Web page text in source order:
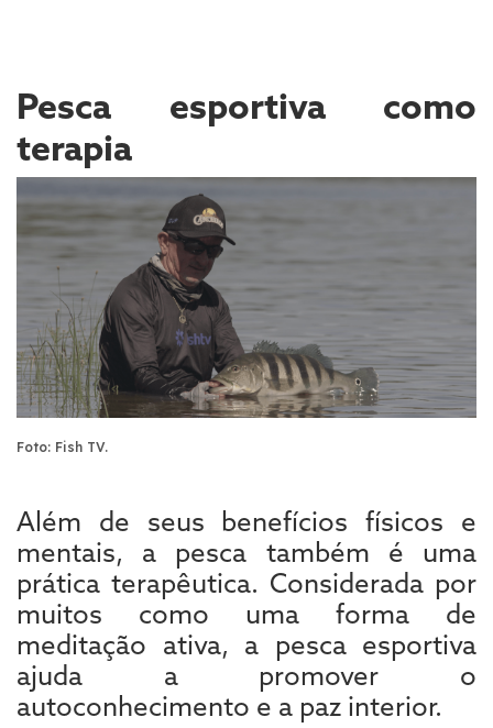
Pesca esportiva como
terapia
Foto: Fish TV.
Além de seus benefícios físicos e
mentais, a pesca também é uma
prática terapêutica. Considerada por
muitos como uma forma de
meditação ativa, a pesca esportiva
ajuda a promover o
autoconhecimento e a paz interior.